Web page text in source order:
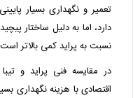
تعمیر و نگهداری بسیار
دارد، اما به دلیل ساختار
نسبت به پراید کمی بالاتر
در مقایسه فنی پراید و
اقتصادی با هزینه